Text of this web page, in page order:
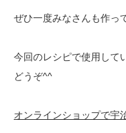
ぜひ一度みなさんも作っ
今回のレシピで使用して
どうぞ^^
オンラインショップで宇